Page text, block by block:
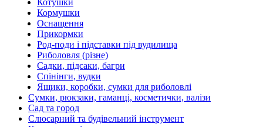
Котушки
Кормушки
Оснащення
Прикормки
Род-поди і підставки під вудилища
Риболовля (різне)
Садки, підсаки, багри
Спінінги, вудки
Ящики, коробки, сумки для риболовлі
Сумки, рюкзаки, гаманці, косметички, валізи
Сад та город
Слюсарний та будівельний інструмент